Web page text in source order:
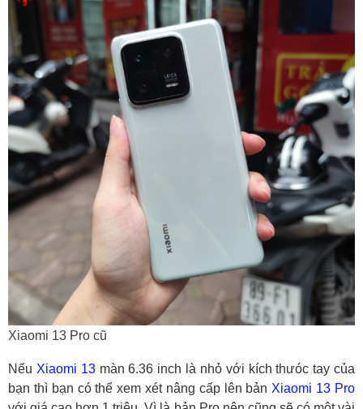
Xiaomi 13 Pro cũ
Nếu Xiaomi 13màn 6.36 inch là nhỏ với kích thưóc tay của
bạn thì bạn có thể xem xét nâng cấp lên bản Xiaomi 13 Pro